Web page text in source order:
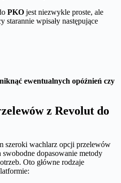
PKO jest niezwykle proste, ale
wpisały następujące
ewentualnych opóźnień czy
z Revolut do
szeroki wachlarz opcji przelewów
dopasowanie metody
Oto główne rodzaje